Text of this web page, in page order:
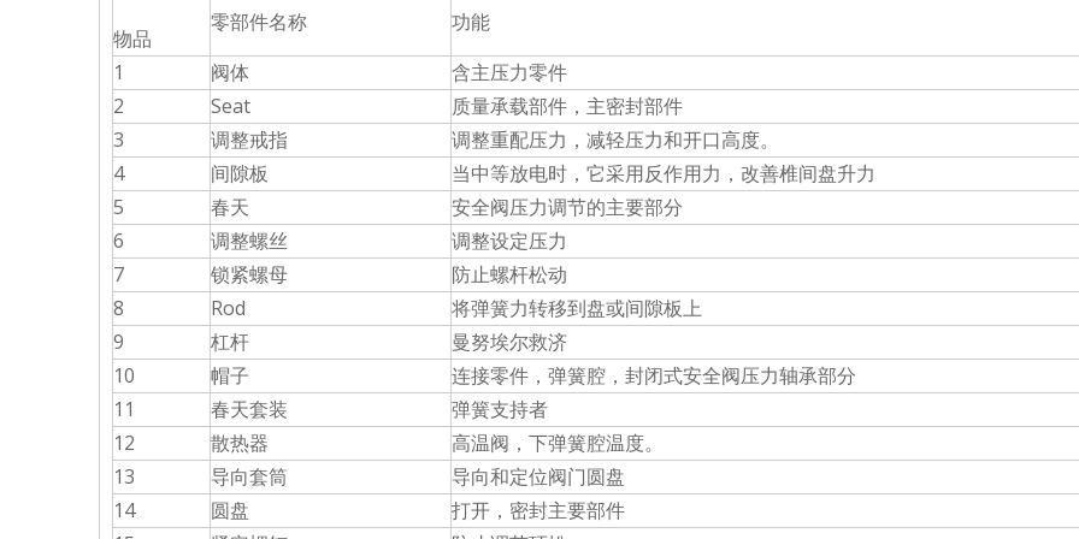
物品
零部件名称
功能
1
阀体
含主压力零件
2
Seat
质量承载部件，主密封部件
3
调整戒指
调整重配压力，减轻压力和开口高度。
4
间隙板
当中等放电时，它采用反作用力，改善椎间盘升力
5
春天
安全阀压力调节的主要部分
6
调整螺丝
调整设定压力
7
锁紧螺母
防止螺杆松动
8
Rod
将弹簧力转移到盘或间隙板上
9
杠杆
曼努埃尔救济
10
帽子
连接零件，弹簧腔，封闭式安全阀压力轴承部分
11
春天套装
弹簧支持者
12
散热器
高温阀，下弹簧腔温度。
13
导向套筒
导向和定位阀门圆盘
14
圆盘
打开，密封主要部件